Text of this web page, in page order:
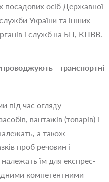
посадових осіб Державної
України та інших
і служб на БП, КПВВ.
транспортні
під час огляду
вантажів (товарів) і
а також
проб речовин і
належать їм для експрес-
компетентними